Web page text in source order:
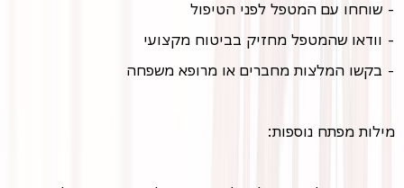
- שוחחו עם המטפל לפני הטיפול
- וודאו שהמטפל מחזיק בביטוח מקצועי
- בקשו המלצות מחברים או מרופא משפחה
מילות מפתח נוספות: